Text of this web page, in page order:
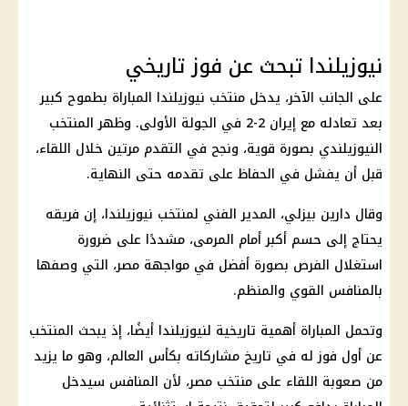
نيوزيلندا تبحث عن فوز تاريخي
على الجانب الآخر، يدخل منتخب نيوزيلندا المباراة بطموح كبير
بعد تعادله معإيران
2-2 في الجولة الأولى. وظهر المنتخب
النيوزيلندي بصورة قوية، ونجح في التقدم مرتين خلال اللقاء،
قبل أن يفشل في الحفاظ على تقدمه حتى النهاية.
وقال دارين بيزلي، المدير الفني لمنتخب نيوزيلندا، إن فريقه
يحتاج إلى حسم أكبر أمام المرمى، مشددًا على ضرورة
استغلال الفرص بصورة أفضل في مواجهة مصر، التي وصفها
بالمنافس القوي والمنظم.
وتحمل المباراة أهمية تاريخية لنيوزيلندا أيضًا، إذ يبحث المنتخب
عن أول فوز له في تاريخ مشاركاته بكأس العالم، وهو ما يزيد
من صعوبة اللقاء على منتخب مصر، لأن المنافس سيدخل